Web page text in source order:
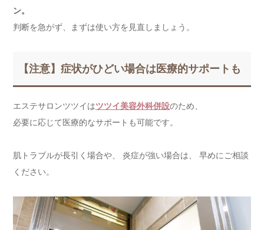
ン。
判断を急がず、まずは使い方を見直しましょう。
【注意】症状がひどい場合は医療的サポートも
エステサロンツツイはツツイ美容外科併設のため、
必要に応じて医療的なサポートも可能です。
肌トラブルが長引く場合や、 炎症が強い場合は、 早めにご相談
ください。